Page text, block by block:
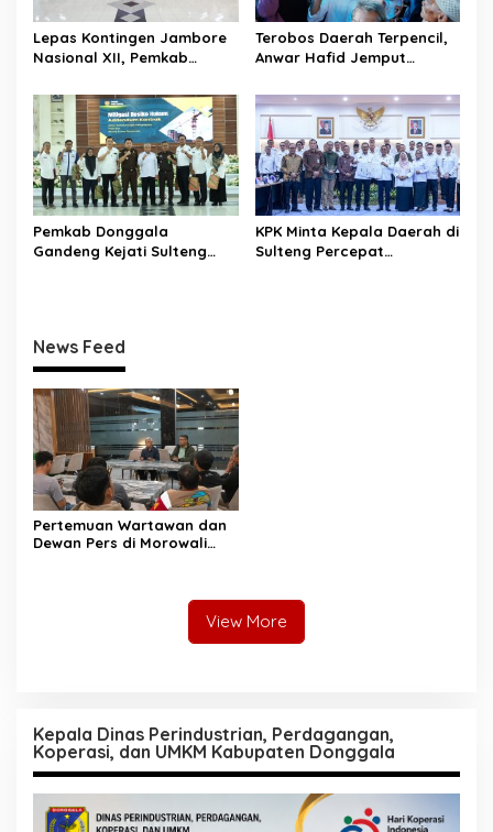
Lepas Kontingen Jambore
Nasional XII, Pemkab
Pramuka Jadi Duta
Karakter dan Kebanggaan
Daerah
Terobos Daerah Terpencil,
Anwar Hafid Jemput
“Tak Boleh Ada Wilayah
yang Tertinggal”
Pemkab Donggala
Gandeng Kejati Sulteng
KPK Minta Kepala Daerah di
Sulteng Percepat
News Feed
Pertemuan Wartawan dan
Dewan Pers di Morowali
View More
Kepala Dinas Perindustrian, Perdagangan,
Koperasi, dan UMKM Kabupaten Donggala